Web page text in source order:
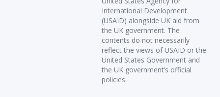
International Development
(USAID) alongside UK aid from
the UK government. The
contents do not necessarily
reflect the views of USAID or the
United States Government and
the UK government’s official
policies.